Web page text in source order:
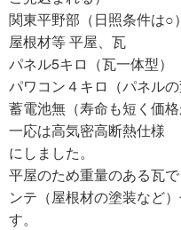
関東平野部（日照条件は○）
屋根材等 平屋、瓦
パネル5キロ（瓦一体型）
パワコン４キロ（パネル
蓄電池無（寿命も短く価
一応は高気密高断熱仕様
にしました。
平屋のため重量のある瓦
ンテ（屋根材の塗装など
す。